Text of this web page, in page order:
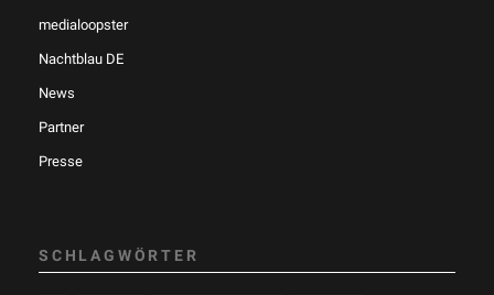
medialoopster
Nachtblau DE
News
Partner
Presse
SCHLAGWÖRTER